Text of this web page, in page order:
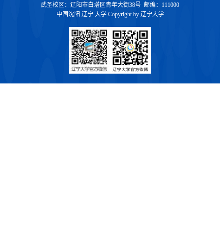
武圣校区：辽阳市白塔区青年大街38号 邮编：111000
中国沈阳 辽宁 大学 Copyright by 辽宁大学